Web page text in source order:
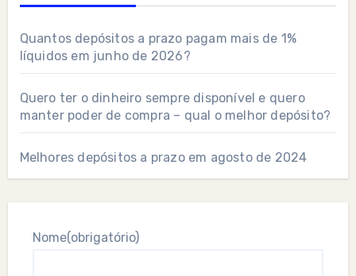
Quantos depósitos a prazo pagam mais de 1%
líquidos em junho de 2026?
Quero ter o dinheiro sempre disponível e quero
manter poder de compra – qual o melhor depósito?
Melhores depósitos a prazo em agosto de 2024
Nome(obrigatório)